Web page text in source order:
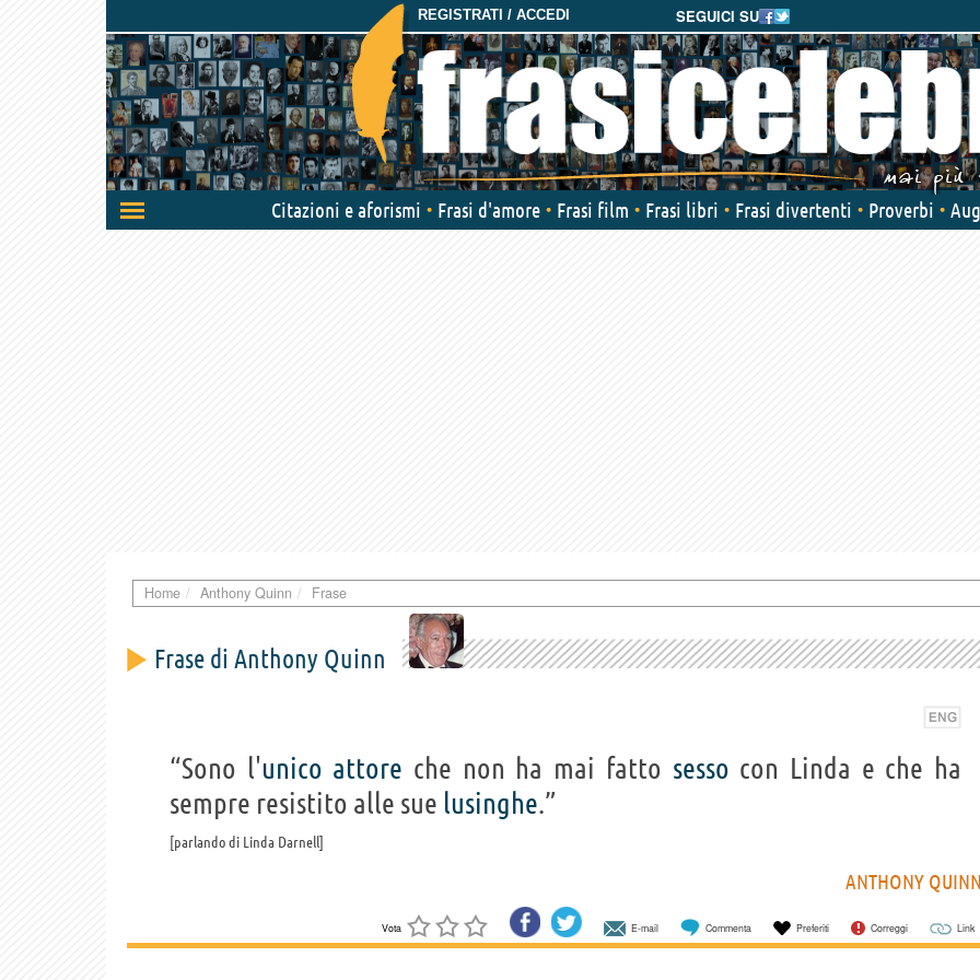
SEGUICI SU
REGISTRATI / ACCEDI
Attiva/disattiva
navigazione
Citazioni e aforismi Frasi d'amore Frasi film Frasi libri Frasi divertenti Proverbi
Home Anthony Quinn Frase
Frase di Anthony Quinn
“Sono l'unico attore che non ha mai fatto sesso con Linda e che ha
sempre resistito alle sue lusinghe.”
parlando di Linda Darnell
ANTHONY
Vota E-mail Commenta Preferiti Correggi Link